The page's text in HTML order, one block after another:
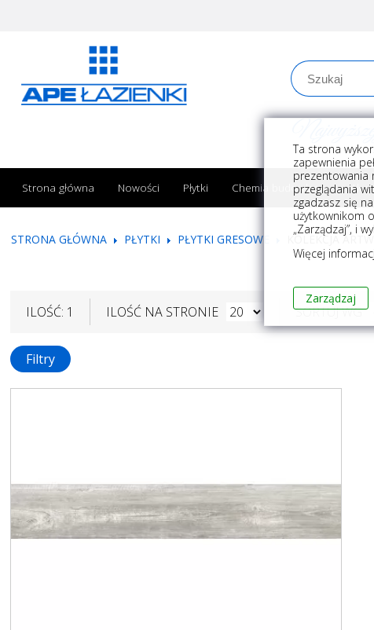
Strona główna Nowości Płytki Chemia budowlana
STRONA GŁÓWNA PŁYTKI PŁYTKI GRESOWE KOLEKCJA
ILOŚĆ: 1 ILOŚĆ NA STRONIE SORTUJ WG
Filtry
Ta strona
zapewnienia
prezentowania
przeglądania
zgadzasz się
użytkownikom
„Zarządzaj”, i
Więcej
Zarządzaj